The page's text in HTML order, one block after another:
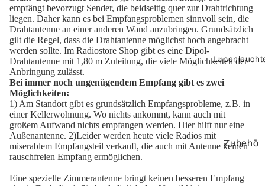
cherdos
en
pre
ch
er
ec
ker
d
Zu
be
att
en
mo
ge
on
Ad
Zubehö
empfängt bevorzugt Sender, die beidseitig quer zur Drahtrichtung
liegen. Daher kann es bei Empfangsproblemen sinnvoll sein, die
Drahtantenne an einer anderen Wand anzubringen. Grundsätzlich
gilt die Regel, dass die Drahtantenne möglichst hoch angebracht
werden sollte. Im Radiostore Shop gibt es eine Dipol-
Drahtantenne mit 1,80 m Zuleitung, die viele Möglichkeiten der
Anbringung zulässt.
Bei immer noch ungenügendem Empfang gibt es zwei
Möglichkeiten:
1) Am Standort gibt es grundsätzlich Empfangsprobleme, z.B. in
einer Kellerwohnung. Wo nichts ankommt, kann auch mit
großem Aufwand nichts empfangen werden. Hier hilft nur eine
Außenantenne. 2)Leider werden heute viele Radios mit
miserablem Empfangsteil verkauft, die auch mit Antenne keinen
rauschfreien Empfang ermöglichen.
Eine spezielle Zimmerantenne bringt keinen besseren Empfang